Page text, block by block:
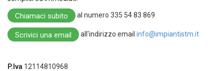
Chiamaci subito al numero 335 54 83 869
Scrivici una email all'indirizzo email info@impiantistm.it
P.Iva 12114810968